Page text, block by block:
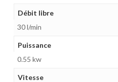
Débit libre
30 l/min
Puissance
0.55 kw
Vitesse